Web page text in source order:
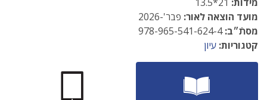
מועד הוצאה לאור: פבר'-2026
מסתֿ״ב:978-965-541-624-4
קטגוריות: עיון